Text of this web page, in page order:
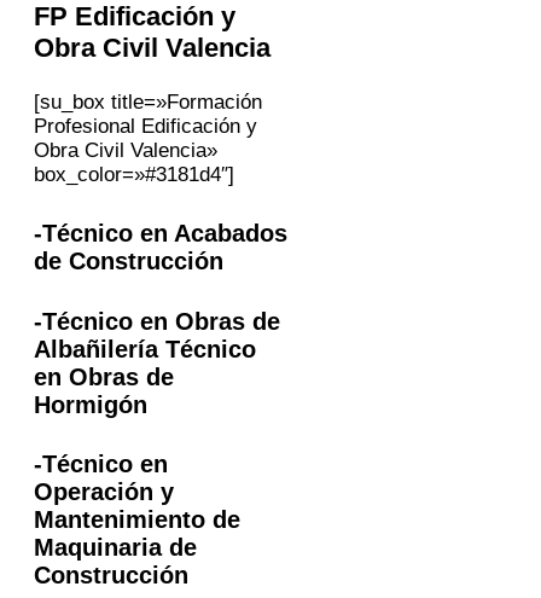
FP Edificación y
Obra Civil Valencia
[su_box title=»Formación
Profesional Edificación y
Obra Civil Valencia»
box_color=»#3181d4″]
-Técnico en Acabados
de Construcción
-Técnico en Obras de
Albañilería Técnico
en Obras de
Hormigón
-Técnico en
Operación y
Mantenimiento de
Maquinaria de
Construcción